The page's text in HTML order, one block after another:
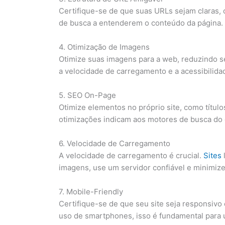
Certifique-se de que suas URLs sejam
de busca a entenderem o conteúdo da página.
4. Otimização de Imagens
Otimize suas imagens para a web, reduzindo
a velocidade de carregamento e a
5. SEO On-Page
Otimize elementos no próprio site, como
otimizações indicam aos motores de busca
6. Velocidade de Carregamento
A velocidade de carregamento é crucial. Sites
imagens, use um servidor confiável e
7. Mobile-Friendly
Certifique-se de que seu site seja
uso de smartphones, isso é fundamental